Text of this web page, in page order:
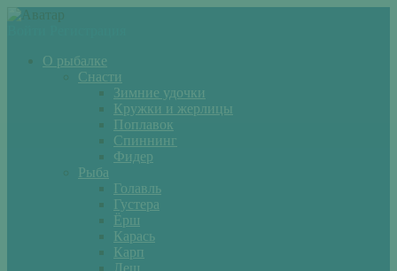
О рыбалке
Снасти
Зимние удочки
Кружки и жерлицы
Поплавок
Спиннинг
Фидер
Рыба
Голавль
Густера
Ёрш
Карась
Карп
Лещ